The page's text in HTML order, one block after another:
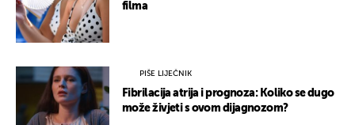
filma
PIŠE LIJEČNIK
Fibrilacija atrija i prognoza: Koliko se dugo
može živjeti s ovom dijagnozom?